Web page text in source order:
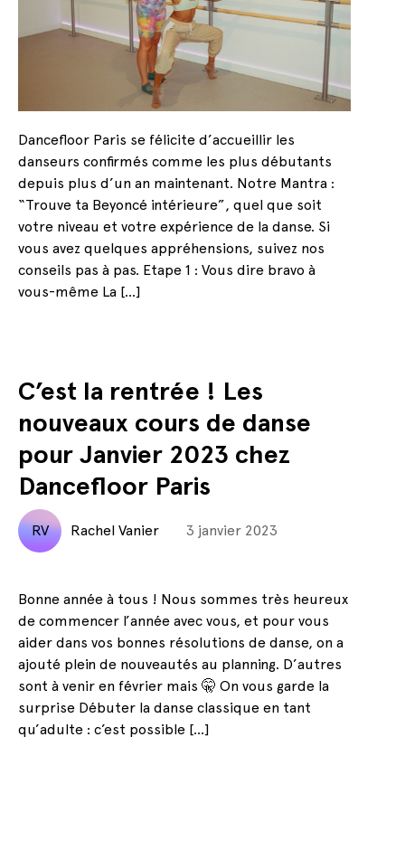
Dancefloor Paris se félicite d’accueillir les
danseurs confirmés comme les plus débutants
depuis plus d’un an maintenant. Notre Mantra :
“Trouve ta Beyoncé intérieure”, quel que soit
votre niveau et votre expérience de la danse. Si
vous avez quelques appréhensions, suivez nos
conseils pas à pas. Etape 1 : Vous dire bravo à
vous-même La […]
C’est la rentrée ! Les
nouveaux cours de danse
pour Janvier 2023 chez
Dancefloor Paris
RV Rachel Vanier 3 janvier 2023
Bonne année à tous ! Nous sommes très heureux
de commencer l’année avec vous, et pour vous
aider dans vos bonnes résolutions de danse, on a
ajouté plein de nouveautés au planning. D’autres
sont à venir en février mais 🤫 On vous garde la
surprise Débuter la danse classique en tant
qu’adulte : c’est possible […]